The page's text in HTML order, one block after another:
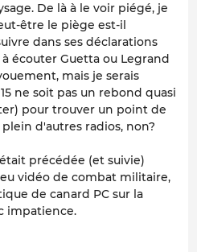
De là à le voir piégé, je
être le piège est-il
dans ses déclarations
écouter Guetta ou Legrand
mais je serais
ne soit pas un rebond quasi
pour trouver un point de
d'autres radios, non?
précédée (et suivie)
vidéo de combat militaire,
de canard PC sur la
impatience.